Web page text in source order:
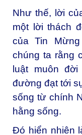
Như thế, lời
một lời thách
của Tin
chúng ta rằng
luật muôn
đường đạt tới
sống từ chính
hằng sống.
Đó hiển nhiên